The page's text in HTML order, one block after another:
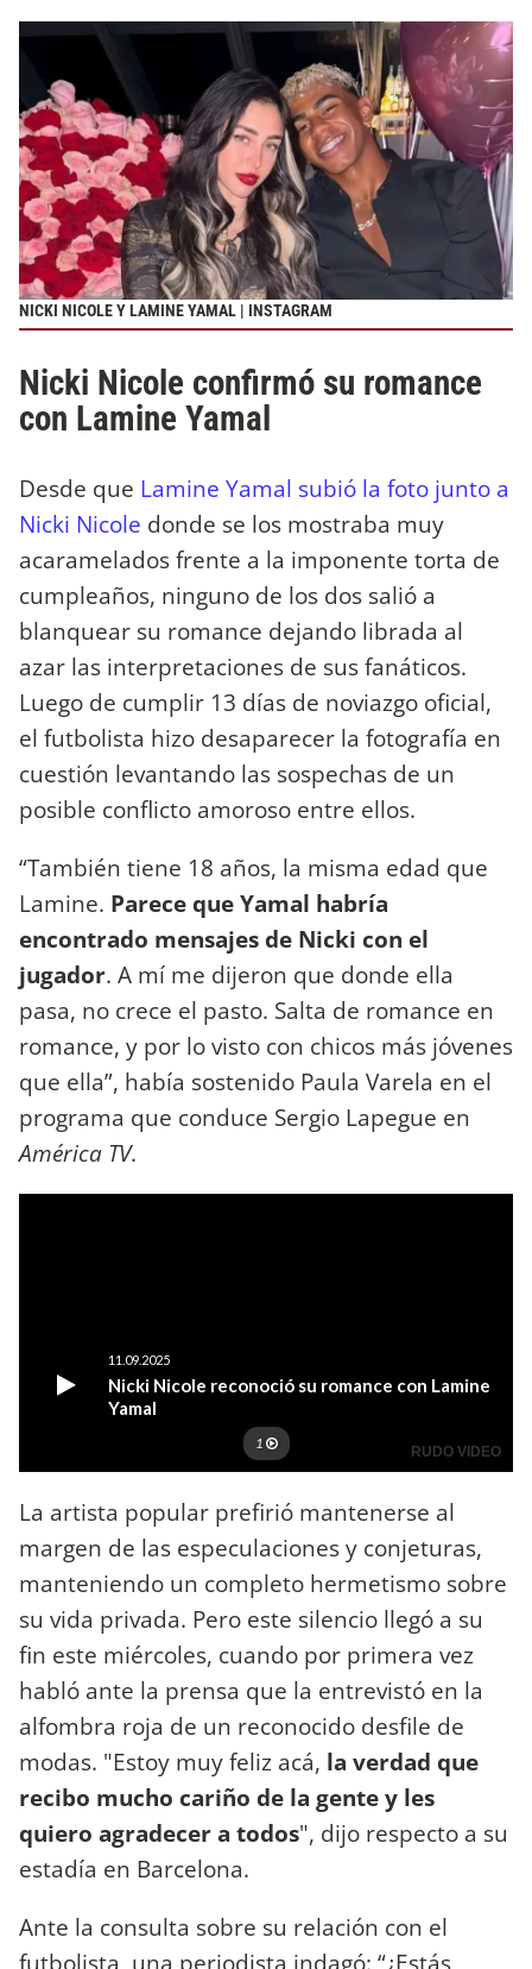
NICKI NICOLE Y LAMINE YAMAL | INSTAGRAM
Nicki Nicole confirmó su romance
con Lamine Yamal
Desde que Lamine Yamal subió la foto junto a
Nicki Nicole donde se los mostraba muy
acaramelados frente a la imponente torta de
cumpleaños, ninguno de los dos salió a
blanquear su romance dejando librada al
azar las interpretaciones de sus fanáticos.
Luego de cumplir 13 días de noviazgo oficial,
el futbolista hizo desaparecer la fotografía en
cuestión levantando las sospechas de un
posible conflicto amoroso entre ellos.
“También tiene 18 años, la misma edad que
Lamine. Parece que Yamal habría
encontrado mensajes de Nicki con el
jugador. A mí me dijeron que donde ella
pasa, no crece el pasto. Salta de romance en
romance, y por lo visto con chicos más jóvenes
que ella”, había sostenido Paula Varela en el
programa que conduce Sergio Lapegue en
América TV.
La artista popular prefirió mantenerse al
margen de las especulaciones y conjeturas,
manteniendo un completo hermetismo sobre
su vida privada. Pero este silencio llegó a su
fin este miércoles, cuando por primera vez
habló ante la prensa que la entrevistó en la
alfombra roja de un reconocido desfile de
modas. "Estoy muy feliz acá, la verdad que
recibo mucho cariño de la gente y les
quiero agradecer a todos", dijo respecto a su
estadía en Barcelona.
Ante la consulta sobre su relación con el